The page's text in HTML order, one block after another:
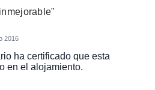
"
2016
ha certificado que esta
en el alojamiento.